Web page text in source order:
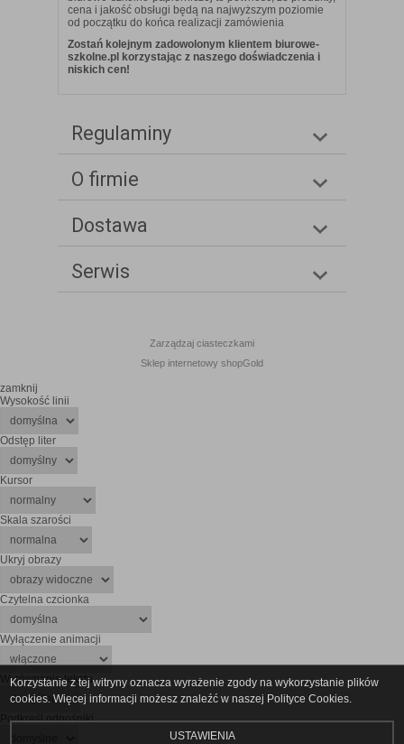
cena i jakość obsługi będą na najwyższym poziomie
od początku do końca realizacji zamówienia
Zostań kolejnym zadowolonym klientem biurowe-
szkolne.pl korzystając z naszego doświadczenia i
niskich cen!
Regulaminy
O firmie
Dostawa
Serwis
Zarządzaj ciasteczkami
Sklep internetowy shopGold
Korzystanie z tej witryny oznacza wyrażenie zgody na wykorzystanie plików
cookies. Więcej informacji możesz znaleźć w naszej Polityce Cookies.
USTAWIENIA
zamknij
Wysokość linii
Odstęp liter
Kursor
Skala szarości
Ukryj obrazy
Czytelna czcionka
Wyłączenie animacji
Wyrównanie tekstu
Podkreśl odnośniki